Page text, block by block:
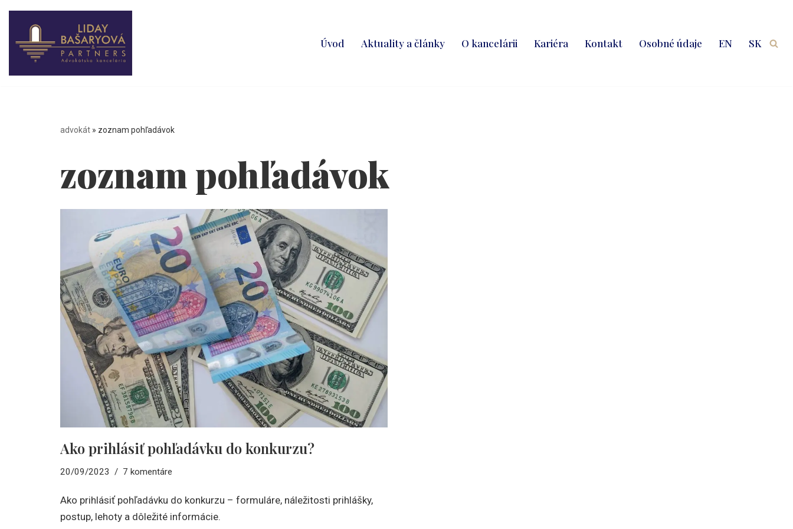
Preskočiť
Úvod Aktuality a články O kancelárii Kariéra Kontakt Osobné údaje EN SK
advokát » zoznam pohľadávok
zoznam pohľadávok
Ako prihlásiť pohľadávku do konkurzu?
20/09/2023 7 komentáre
Ako prihlásiť pohľadávku do konkurzu – formuláre, náležitosti prihlášky,
postup, lehoty a dôležité informácie.